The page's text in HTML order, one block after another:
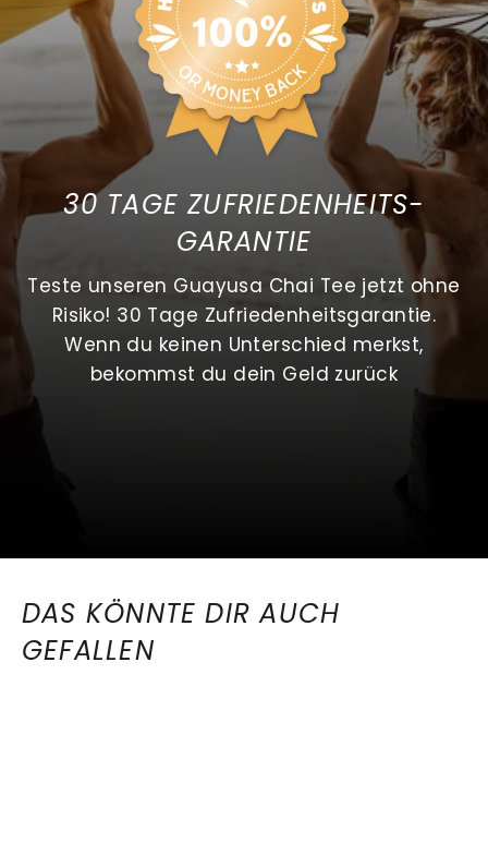
30 TAGE ZUFRIEDENHEITS-
GARANTIE
Teste unseren Guayusa Chai Tee jetzt ohne
Risiko! 30 Tage Zufriedenheitsgarantie.
Wenn du keinen Unterschied merkst,
bekommst du dein Geld zurück
DAS KÖNNTE DIR AUCH
GEFALLEN